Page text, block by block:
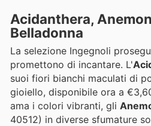
Acidanthera,
Belladonna
La selezione Ingegnoli
promettono di incantare. L'
suoi fiori bianchi maculati di
gioiello, disponibile ora a
ama i colori vibranti, gli
40512) in diverse sfumature